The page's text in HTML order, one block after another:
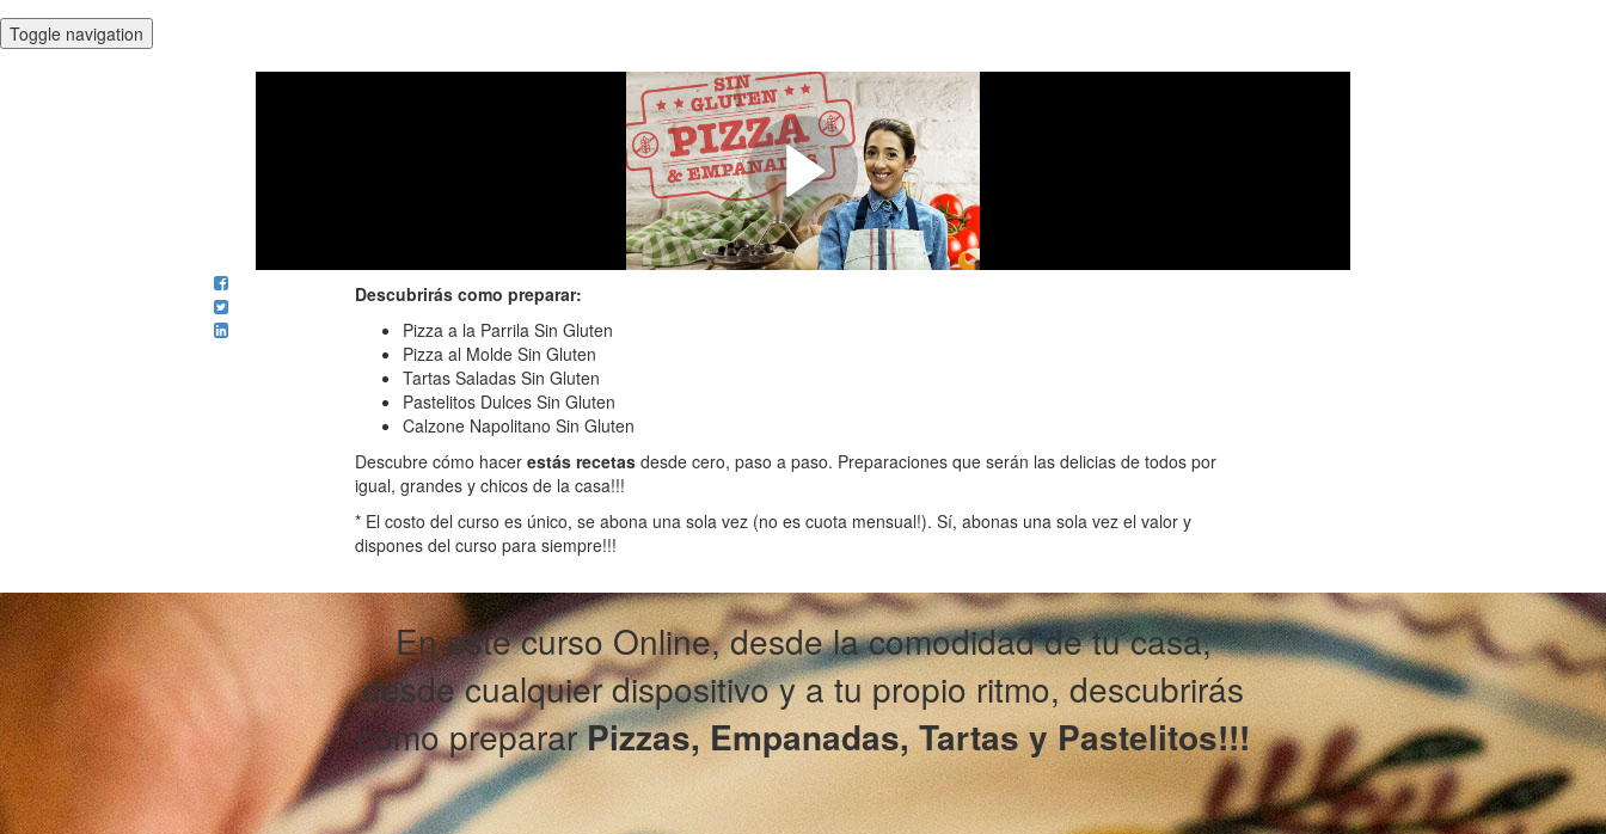
Toggle navigation
Mira todo lo que vas a descubrir en este Curso Sin Gluten de
Pizza, Empanadas, Tartas y Pastelitos.
Ideal para momentos especiales como cumpleaños, fiestas o reuniones de amigos, estas preparaciones son muy populares, nos ahorran
mucho tiempo por su sencillez y practicidad. Animate!
Descubrirás como preparar:
Pizza a la Parrila Sin Gluten
Pizza al Molde Sin Gluten
Tartas Saladas Sin Gluten
Pastelitos Dulces Sin Gluten
Calzone Napolitano Sin Gluten
Descubre cómo hacer estás recetas desde cero, paso a paso. Preparaciones que serán las delicias de todos por
igual, grandes y chicos de la casa!!!
* El costo del curso es único, se abona una sola vez (no es cuota mensual!). Sí, abonas una sola vez el valor y
dispones del curso para siempre!!!
En este curso Online, desde la comodidad de tu casa,
desde cualquier dispositivo y a tu propio ritmo, descubrirás
como prepararPizzas, Empanadas, Tartas y Pastelitos!!!